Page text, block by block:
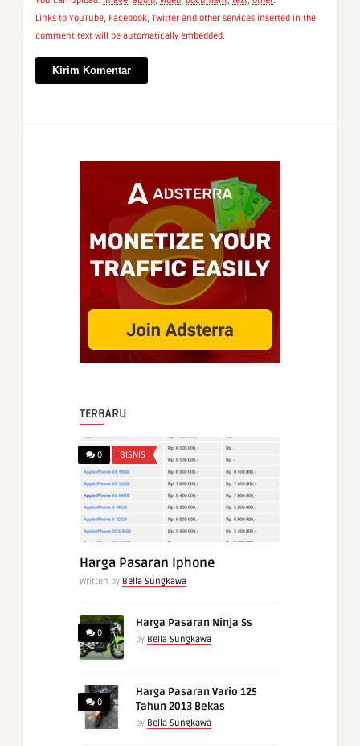
Links to YouTube, Facebook, Twitter and other services inserted in the
comment text will be automatically embedded.
TERBARU
0 BISNIS
Harga Pasaran Iphone
Written by Bella Sungkawa
0
Harga Pasaran Ninja Ss
by Bella Sungkawa
0
Harga Pasaran Vario 125
Tahun 2013 Bekas
by Bella Sungkawa